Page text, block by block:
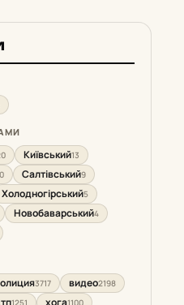
Київський13
Салтівський9
Холодногірський5
Новобаварський4
3717 видео2198
1251 хога1100